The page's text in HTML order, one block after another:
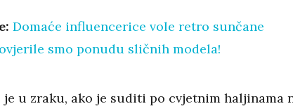
Domaće influencerice vole retro sunčane
smo ponudu sličnih modela!
u zraku, ako je suditi po cvjetnim haljinama